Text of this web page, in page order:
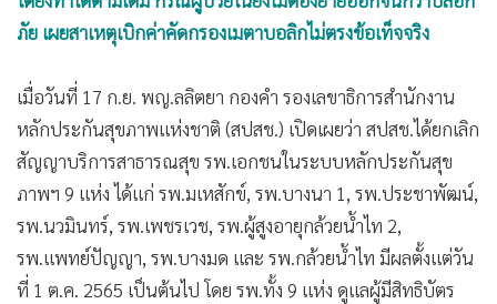
• เกม
• SMEs
• หุ้น
• อินโดจีน
• กองทุนรวม
• Celeb Online
Factcheck
ภัย เผยสาเหตุเบิกค่าคัดกรองเมตาบอลิกไม่ตรงข้อเท็จจริง
เมื่อวันที่ 17 ก.ย. พญ.ลลิตยา กองคำ รองเลขาธิการสำนักงาน
หลักประกันสุขภาพแห่งชาติ (สปสช.) เปิดเผยว่า สปสช.ได้ยกเลิก
สัญญาบริการสาธารณสุข รพ.เอกชนในระบบหลักประกันสุข
ภาพฯ 9 แห่ง ได้แก่ รพ.มเหสักข์, รพ.บางนา 1, รพ.ประชาพัฒน์,
รพ.นวมินทร์, รพ.เพชรเวช, รพ.ผู้สูงอายุกล้วยน้ำไท 2,
รพ.แพทย์ปัญญา, รพ.บางมด และ รพ.กล้วยน้ำไท มีผลตั้งแต่วัน
ที่ 1 ต.ค. 2565 เป็นต้นไป โดย รพ.ทั้ง 9 แห่ง ดูแลผู้มีสิทธิบัตร